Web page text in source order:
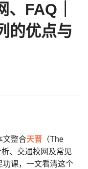
FAQ｜
的优点与
文整合天晋（The
、交通校网及常见
功课，一文看清这个